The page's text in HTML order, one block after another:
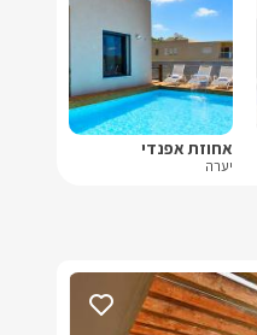
אחוזת אפנדי
יערה